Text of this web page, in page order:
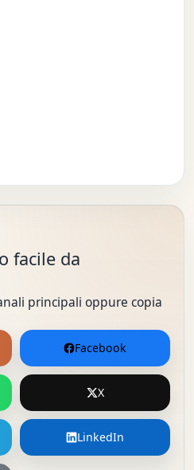
facile da
principali oppure copia
Facebook
X
LinkedIn